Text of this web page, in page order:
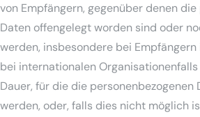
von Empfängern, gegenüber denen
Daten offengelegt worden sind oder
werden, insbesondere bei
bei internationalen
Dauer, für die die
werden, oder, falls dies nicht möglich